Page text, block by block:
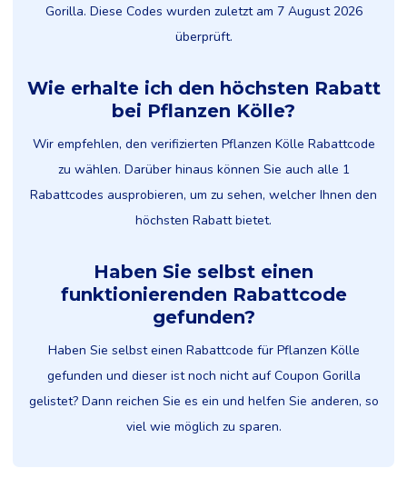
Gorilla. Diese Codes wurden zuletzt am 7 August 2026
überprüft.
Wie erhalte ich den höchsten Rabatt
bei Pflanzen Kölle?
Wir empfehlen, den verifizierten Pflanzen Kölle Rabattcode
zu wählen. Darüber hinaus können Sie auch alle 1
Rabattcodes ausprobieren, um zu sehen, welcher Ihnen den
höchsten Rabatt bietet.
Haben Sie selbst einen
funktionierenden Rabattcode
gefunden?
Haben Sie selbst einen Rabattcode für Pflanzen Kölle
gefunden und dieser ist noch nicht auf Coupon Gorilla
gelistet? Dann reichen Sie es ein und helfen Sie anderen, so
viel wie möglich zu sparen.